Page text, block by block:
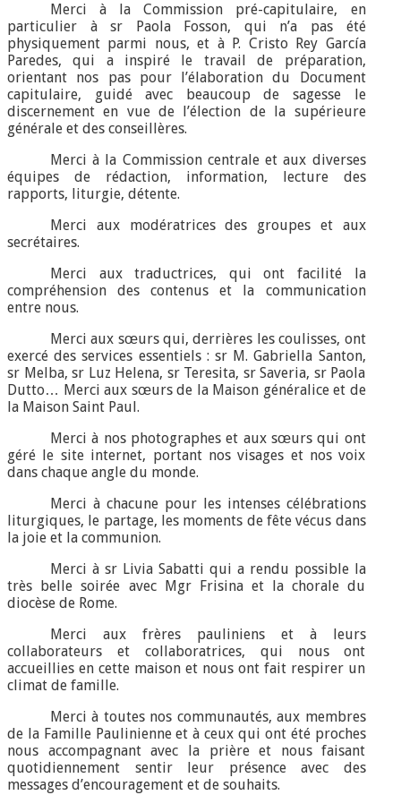
Merci à la Commission pré-capitulaire, en
particulier à sr Paola Fosson, qui n’a pas été
physiquement parmi nous, et à P. Cristo Rey García
Paredes, qui a inspiré le travail de préparation,
orientant nos pas pour l’élaboration du Document
capitulaire, guidé avec beaucoup de sagesse le
discernement en vue de l’élection de la supérieure
générale et des conseillères.
Merci à la Commission centrale et aux diverses
équipes de rédaction, information, lecture des
rapports, liturgie, détente.
Merci aux modératrices des groupes et aux
secrétaires.
Merci aux traductrices, qui ont facilité la
compréhension des contenus et la communication
entre nous.
Merci aux sœurs qui, derrières les coulisses, ont
exercé des services essentiels : sr M. Gabriella Santon,
sr Melba, sr Luz Helena, sr Teresita, sr Saveria, sr Paola
Dutto… Merci aux sœurs de la Maison généralice et de
la Maison Saint Paul.
Merci à nos photographes et aux sœurs qui ont
géré le site internet, portant nos visages et nos voix
dans chaque angle du monde.
Merci à chacune pour les intenses célébrations
liturgiques, le partage, les moments de fête vécus dans
la joie et la communion.
Merci à sr Livia Sabatti qui a rendu possible la
très belle soirée avec Mgr Frisina et la chorale du
diocèse de Rome.
Merci aux frères pauliniens et à leurs
collaborateurs et collaboratrices, qui nous ont
accueillies en cette maison et nous ont fait respirer un
climat de famille.
Merci à toutes nos communautés, aux membres
de la Famille Paulinienne et à ceux qui ont été proches
nous accompagnant avec la prière et nous faisant
quotidiennement sentir leur présence avec des
messages d’encouragement et de souhaits.